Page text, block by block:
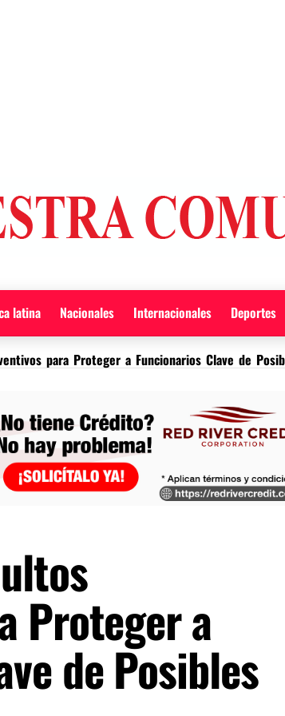
latina Nacionales Internacionales Deportes
para Proteger a Funcionarios Clave de
Proteger a
de Posibles